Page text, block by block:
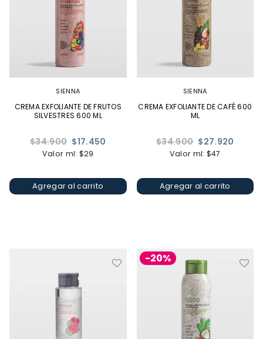
SIENNA
CREMA EXFOLIANTE DE FRUTOS
SILVESTRES 600 ML
Precio
habitual
$34.900 $17.450
Valor ml: $29
Agregar al carrito
SIENNA
CREMA EXFOLIANTE DE CAFÉ 600
ML
Precio
habitual
$34.900 $27.920
Valor ml: $47
Agregar al carrito
-20%